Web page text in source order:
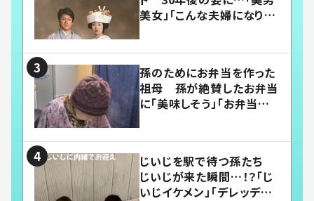
美女」「こんな夫婦になりた
孫のためにお弁当を作った
祖母 孫が絶賛したお弁当
に「美味しそう」「お弁当すご
じいじを駅で待つ孫たち
じいじが来た瞬間…！？「じ
いじイケメン」「デレッデレ」